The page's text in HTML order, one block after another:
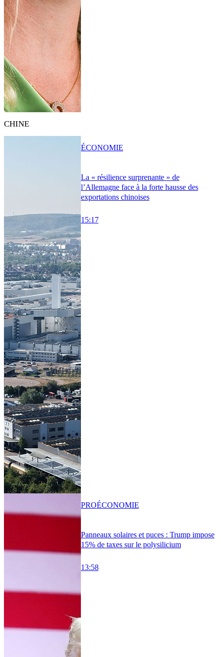
CHINE
La « résilience surprenante » de
l’Allemagne face à la forte hausse des
exportations chinoises
15:17
ÉCONOMIE
Panneaux solaires et puces : Trump impose
15% de taxes sur le polysilicium
13:58
PROÉCONOMIE